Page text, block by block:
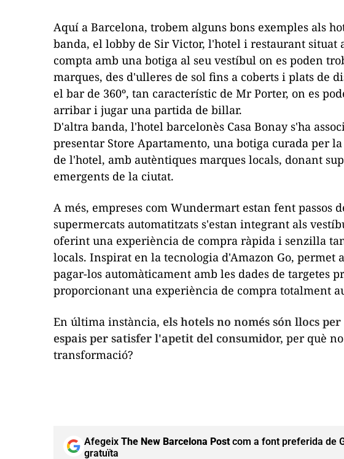
Aquí a Barcelona, trobem alguns bons exemples als
banda, el lobby de Sir Victor, l'hotel i restaurant situat
compta amb una botiga al seu vestíbul on es poden
marques, des d'ulleres de sol fins a coberts i plats de
el bar de 360º, tan característic de Mr Porter, on es
arribar i jugar una partida de billar.
D'altra banda, l'hotel barcelonès Casa Bonay s'ha
presentar Store Apartamento, una botiga curada per
de l'hotel, amb autèntiques marques locals, donant
emergents de la ciutat.
A més, empreses com Wundermart estan fent passos
supermercats automatitzats s'estan integrant als
oferint una experiència de compra ràpida i senzilla
locals. Inspirat en la tecnologia d'Amazon Go, permet
pagar-los automàticament amb les dades de targetes
proporcionant una experiència de compra totalment
En última instància, els hotels no només són llocs
espais per satisfer l'apetit del consumidor, per què
transformació?
Afegeix The New Barcelona Postcom a font preferida de
gratuïta